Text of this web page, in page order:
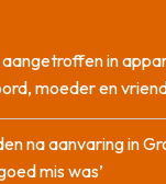
aangetroffen in
moeder en
na aanvaring in
mis was’